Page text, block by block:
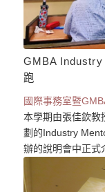
GMBA
跑
國際事務室暨
本學期由張佳欽教
劃的Industry
辦的說明會中正式